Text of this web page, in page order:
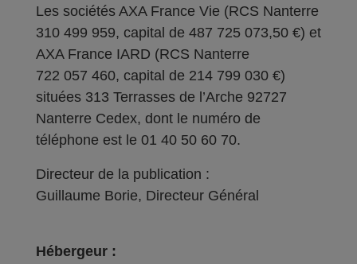
Les sociétés AXA France Vie (RCS Nanterre
310 499 959, capital de 487 725 073,50 €) et
AXA France IARD (RCS Nanterre
722 057 460, capital de 214 799 030 €)
situées 313 Terrasses de l’Arche 92727
Nanterre Cedex, dont le numéro de
téléphone est le 01 40 50 60 70.
Directeur de la publication :
Guillaume Borie, Directeur Général
Hébergeur :